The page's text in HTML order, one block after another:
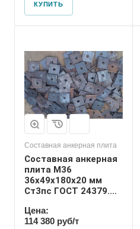
КУПИТЬ
Составная анкерная плита
Составная анкерная
плита М36
36х49х180х20 мм
Ст3пс ГОСТ 24379.1-
Цена:
114 380 руб/т
30
Номер диаметра
резьбы
М30
Размер резьбы
М30